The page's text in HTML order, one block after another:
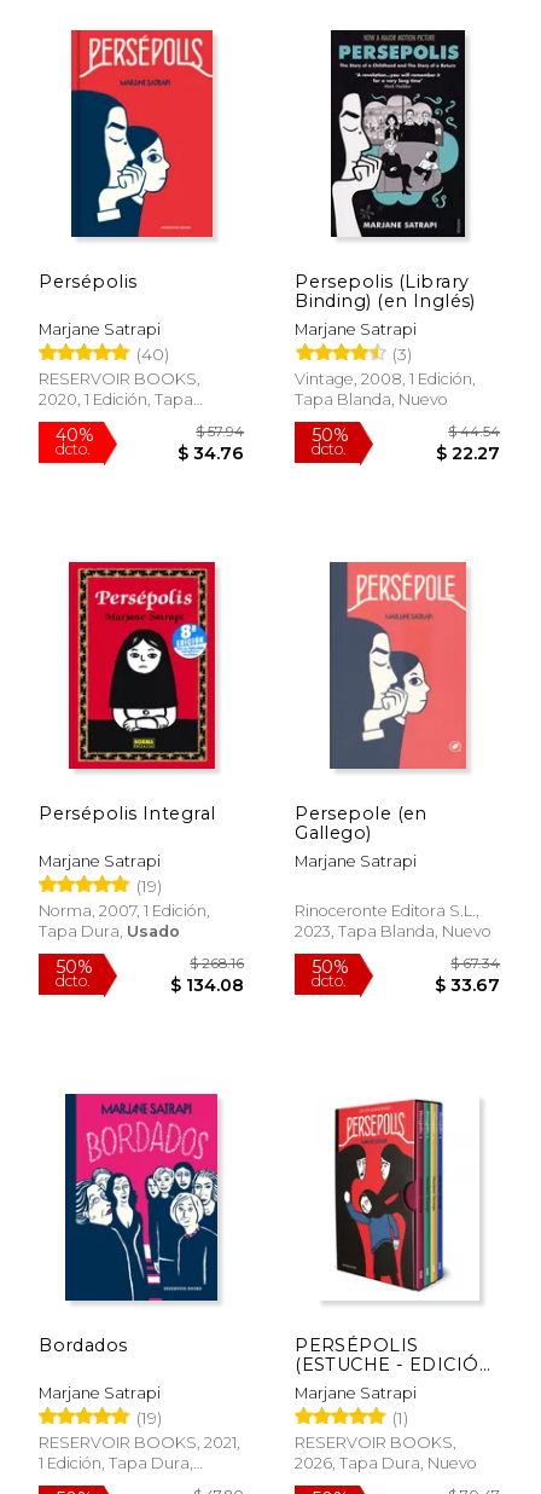
50%
dcto.
34%
dcto.
Persépolis
Marjane Satrapi
(40)
RESERVOIR BOOKS,
2020, 1 Edición, Tapa
Blanda, Nuevo
40%
dcto. $ 34.76
Persepolis (Library
Binding) (en Inglés)
Marjane Satrapi
(3)
Vintage, 2008, 1 Edición,
Tapa Blanda, Nuevo
50%
dcto. $
Persépolis Integral
Marjane Satrapi
(19)
Norma, 2007, 1 Edición,
Tapa Dura, Usado
Persepole (en
Gallego)
Marjane Satrapi
Rinoceronte Editora S.L.,
2023, Tapa Blanda, Nuevo
Bordados
Marjane Satrapi
(19)
RESERVOIR BOOKS, 2021,
1 Edición, Tapa Dura,
Nuevo
PERSÉPOLIS
(ESTUCHE - EDICIÓN
25 ANIVERSARIO)
Marjane Satrapi
(1)
RESERVOIR BOOKS,
2026, Tapa Dura, Nuevo